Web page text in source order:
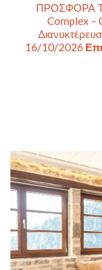
ΠΡΟΣΦΟΡΑ
Complex –
16/10/2026